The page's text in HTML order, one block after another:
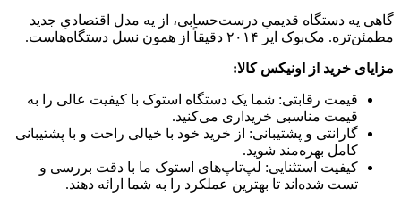
گاهی یه دستگاه قدیمیِ درست‌حسابی، از یه مدل اقتصادیِ جدید
مطمئن‌تره. مک‌بوک ایر ۲۰۱۴ دقیقاً از همون نسل دستگاه‌هاست.
مزایای خرید از اونیکس کالا:
قیمت رقابتی: شما یک دستگاه استوک با کیفیت عالی را به
قیمت مناسبی خریداری می‌کنید.
گارانتی و پشتیبانی: از خرید خود با خیالی راحت و با پشتیبانی
کامل بهره‌مند شوید.
کیفیت استثنایی: لپ‌تاپ‌های استوک ما با دقت بررسی و
تست شده‌اند تا بهترین عملکرد را به شما ارائه دهند.